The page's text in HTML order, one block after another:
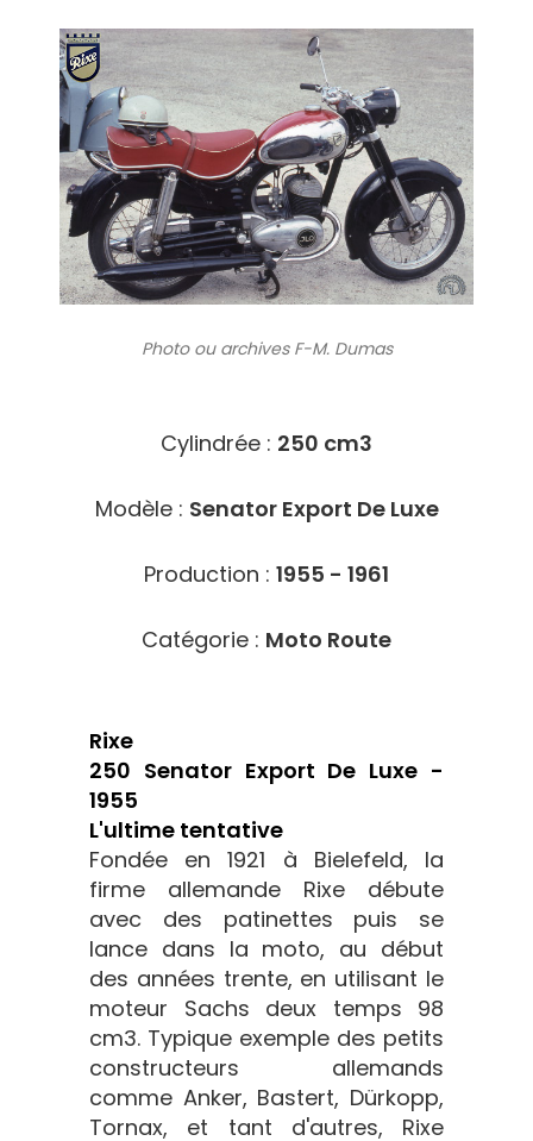
Photo ou archivesF-M. Dumas
Cylindrée : 250 cm3
Modèle : Senator Export De Luxe
Production : 1955 - 1961
Catégorie : Moto Route
Rixe
250 Senator Export De Luxe -
1955
L'ultime tentative
Fondée en 1921 à Bielefeld, la
firme allemande Rixe débute
avec des patinettes puis se
lance dans la moto, au début
des années trente, en utilisant le
moteur Sachs deux temps 98
cm3. Typique exemple des petits
constructeurs allemands
comme Anker, Bastert, Dürkopp,
Tornax, et tant d'autres, Rixe